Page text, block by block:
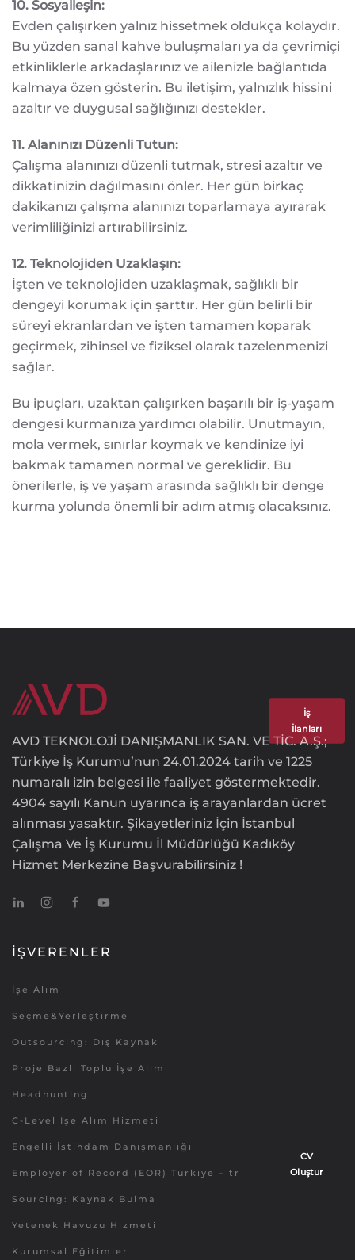
10. Sosyalleşin:
Evden çalışırken yalnız hissetmek oldukça kolaydır.
Bu yüzden sanal kahve buluşmaları ya da çevrimiçi
etkinliklerle arkadaşlarınız ve ailenizle bağlantıda
kalmaya özen gösterin. Bu iletişim, yalnızlık hissini
azaltır ve duygusal sağlığınızı destekler.
11. Alanınızı Düzenli Tutun:
Çalışma alanınızı düzenli tutmak, stresi azaltır ve
dikkatinizin dağılmasını önler. Her gün birkaç
dakikanızı çalışma alanınızı toparlamaya ayırarak
verimliliğinizi artırabilirsiniz.
12. Teknolojiden Uzaklaşın:
İşten ve teknolojiden uzaklaşmak, sağlıklı bir
dengeyi korumak için şarttır. Her gün belirli bir
süreyi ekranlardan ve işten tamamen koparak
geçirmek, zihinsel ve fiziksel olarak tazelenmenizi
sağlar.
Bu ipuçları, uzaktan çalışırken başarılı bir iş-yaşam
dengesi kurmanıza yardımcı olabilir. Unutmayın,
mola vermek, sınırlar koymak ve kendinize iyi
bakmak tamamen normal ve gereklidir. Bu
önerilerle, iş ve yaşam arasında sağlıklı bir denge
kurma yolunda önemli bir adım atmış olacaksınız.
CV
Oluştur
İş
İlanları
AVD TEKNOLOJİ DANIŞMANLIK SAN. VE TİC. A.Ş.;
Türkiye İş Kurumu’nun 24.01.2024 tarih ve 1225
numaralı izin belgesi ile faaliyet göstermektedir.
4904 sayılı Kanun uyarınca iş arayanlardan ücret
alınması yasaktır. Şikayetleriniz İçin İstanbul
Çalışma Ve İş Kurumu İl Müdürlüğü Kadıköy
Hizmet Merkezine Başvurabilirsiniz !
İŞVERENLER
İşe Alım
Seçme&Yerleştirme
Outsourcing: Dış Kaynak
Proje Bazlı Toplu İşe Alım
Headhunting
C-Level İşe Alım Hizmeti
Engelli İstihdam Danışmanlığı
Employer of Record (EOR) Türkiye – tr
Sourcing: Kaynak Bulma
Yetenek Havuzu Hizmeti
Kurumsal Eğitimler